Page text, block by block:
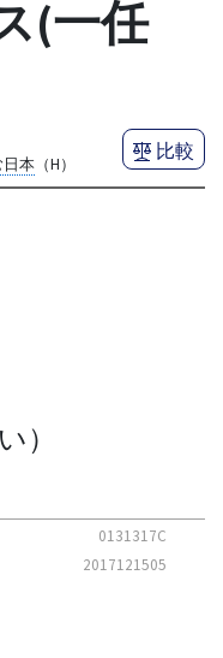
(一任
日本（H）
比較
）
0131317C
2017121505